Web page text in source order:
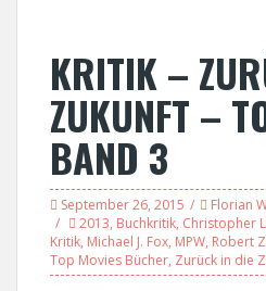
KRITIK –
ZUKUNFT –
BAND 3
September 26, 2015 Florian
2013, Buchkritik, Christopher
Kritik, Michael J. Fox, MPW, Robert
Top Movies Bücher, Zurück in die